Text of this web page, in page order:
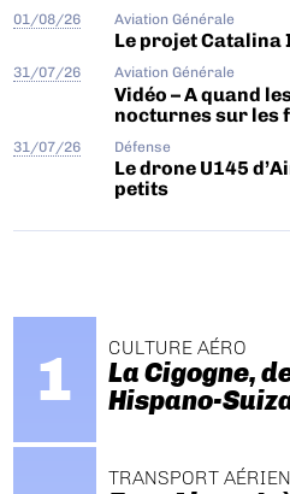
01/08/26 Aviation Générale
Le projet Catalina
31/07/26 Aviation Générale
Vidéo – A quand
nocturnes sur les
31/07/26 Défense
Le drone U145
petits
CULTURE AÉRO
La Cigogne,
Hispano-
TRANSPORT AÉRIEN